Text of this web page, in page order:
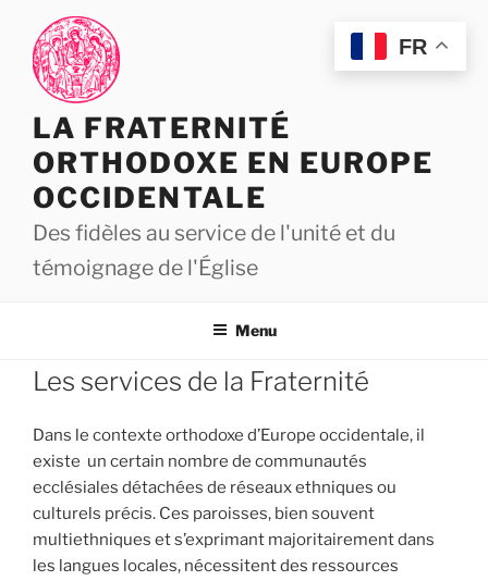
contenu
principal
LA FRATERNITÉ
ORTHODOXE EN EUROPE
OCCIDENTALE
Des fidèles au service de l'unité et du
témoignage de l'Église
Menu
Les services de la Fraternité
Dans le contexte orthodoxe d’Europe occidentale, il
existe un certain nombre de communautés
ecclésiales détachées de réseaux ethniques ou
culturels précis. Ces paroisses, bien souvent
multiethniques et s’exprimant majoritairement dans
les langues locales, nécessitent des ressources
FR